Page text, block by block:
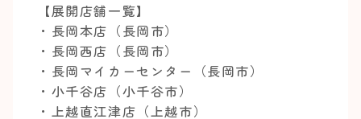
【展開店舗一覧】
・長岡本店（長岡市）
・長岡西店（長岡市）
・長岡マイカーセンター（長岡市）
・小千谷店（小千谷市）
・上越直江津店（上越市）